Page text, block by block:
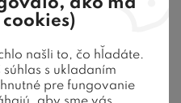
ako má
cookies)
našli to, čo hľadáte.
s ukladaním
pre fungovanie